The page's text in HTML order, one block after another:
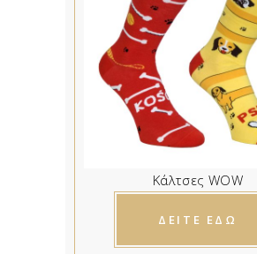
Κάλτσες WOW
ΔΕΙΤΕ ΕΔΩ